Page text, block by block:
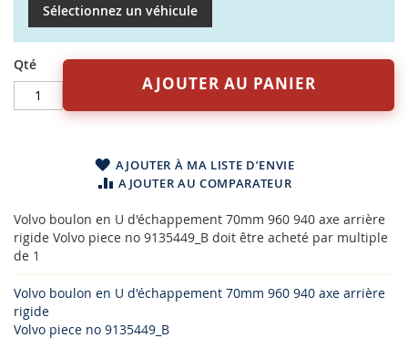
Sélectionnez un véhicule
Qté
AJOUTER AU PANIER
AJOUTER À MA LISTE D’ENVIE
AJOUTER AU COMPARATEUR
Volvo boulon en U d'échappement 70mm 960 940 axe arrière
rigide Volvo piece no 9135449_B doit être acheté par multiple
de 1
Volvo boulon en U d'échappement 70mm 960 940 axe arrière
rigide
Volvo piece no 9135449_B